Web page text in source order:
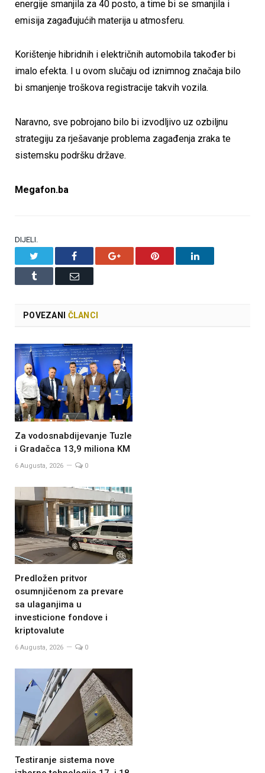
energije smanjila za 40 posto, a time bi se smanjila i
emisija zagađujućih materija u atmosferu.
Korištenje hibridnih i električnih automobila također bi
imalo efekta. I u ovom slučaju od iznimnog značaja bilo
bi smanjenje troškova registracije takvih vozila.
Naravno, sve pobrojano bilo bi izvodljivo uz ozbiljnu
strategiju za rješavanje problema zagađenja zraka te
sistemsku podršku države.
Megafon.ba
DIJELI.
Facebook Google+ Pinterest LinkedIn
Tumblr Email
POVEZANI ČLANCI
Za vodosnabdijevanje Tuzle
i Gradačca 13,9 miliona KM
6 Augusta, 2026 0
Predložen pritvor
osumnjičenom za prevare
sa ulaganjima u
investicione fondove i
kriptovalute
6 Augusta, 2026 0
Testiranje sistema nove